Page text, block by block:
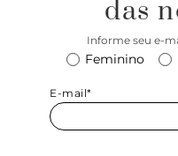
celebrações de fim de ano!
das
Informe seu e-
Feminino
E-mail*